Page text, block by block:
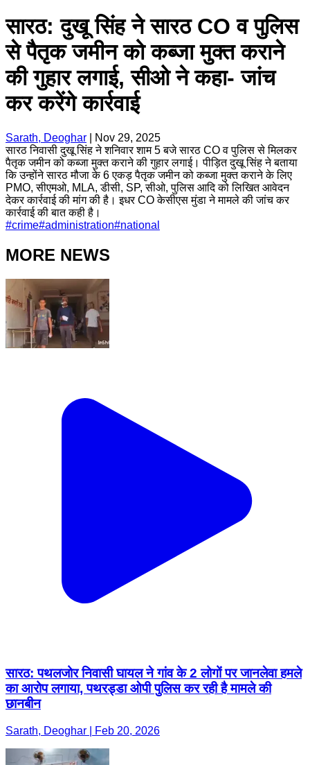
सारठ: दुखू सिंह ने सारठ CO व पुलिस
से पैतृक जमीन को कब्जा मुक्त कराने
की गुहार लगाई, सीओ ने कहा- जांच
कर करेंगे कार्रवाई
Sarath, Deoghar
Nov 29, 2025
सारठ निवासी दुखू सिंह ने शनिवार शाम 5 बजे सारठ CO व पुलिस से मिलकर
पैतृक जमीन को कब्जा मुक्त कराने की गुहार लगाई। पीड़ित दुखू सिंह ने बताया
कि उन्होंने सारठ मौजा के 6 एकड़ पैतृक जमीन को कब्जा मुक्त कराने के लिए
PMO, सीएमओ, MLA, डीसी, SP, सीओ, पुलिस आदि को लिखित आवेदन
देकर कार्रवाई की मांग की है। इधर CO केसीएस मुंडा ने मामले की जांच कर
कार्रवाई की बात कही है।
#crime#administration#national
MORE NEWS
सारठ: पथलजोर निवासी घायल ने गांव के 2 लोगों पर जानलेवा हमले
का आरोप लगाया, पथरड्डा ओपी पुलिस कर रही है मामले की
छानबीन
Sarath, Deoghar | Feb 20, 2026